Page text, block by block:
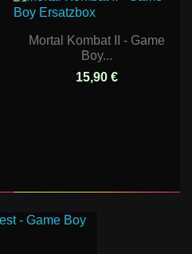
Mortal Kombat II - Game
Boy...
15,90 €